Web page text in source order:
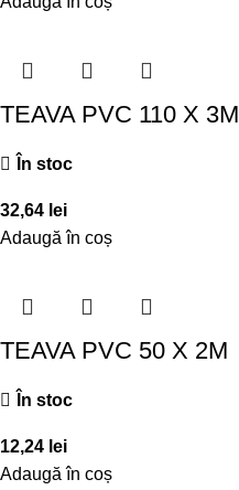
TEAVA PVC 110 X 3M
În stoc
32,64 lei
Adaugă în coș
TEAVA PVC 50 X 2M
În stoc
12,24 lei
Adaugă în coș